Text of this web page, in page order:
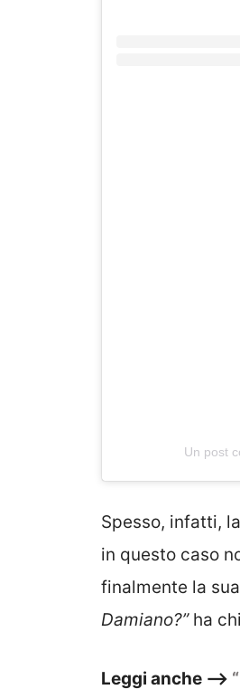
Un post
Spesso, infatti,
in questo caso
finalmente la
Damiano?” ha
Leggi anche –>